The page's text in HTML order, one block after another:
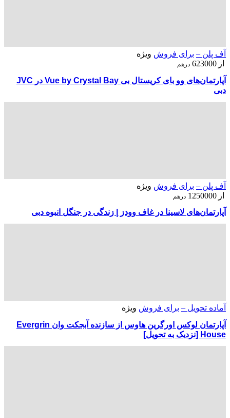
آف پلن – برای فروش ویژه
از 623000 درهم
آپارتمان‌های وو بای کریستال بی Vue by Crystal Bay در JVC
دبی
آف پلن – برای فروش ویژه
از 1250000 درهم
آپارتمان‌های لاسینا در غاف وودز | زندگی در جنگل انبوه دبی
آماده تحویل – برای فروش ویژه
آپارتمان لوکس اورگرین هاوس از سازنده آبجکت وان Evergrin
House [نزدیک به تحویل]